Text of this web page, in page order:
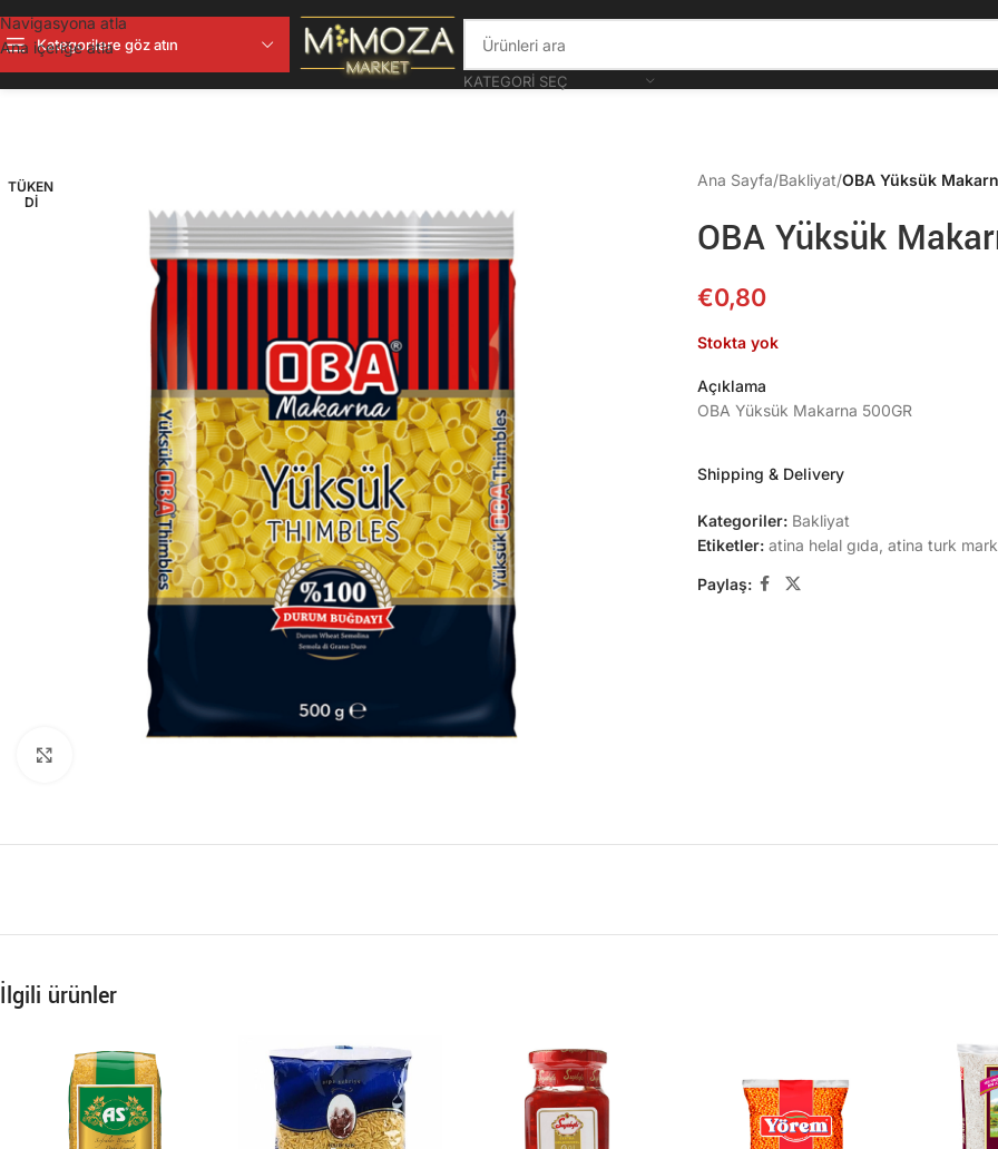
Navigasyona atla
Ana içeriğe atla
Kategorilere göz atın
KATEGORI SEÇ
TÜKEN
DI
Ana Sayfa/Bakliyat/OBA Yüksük
OBA Yüksük
€0,80
Stokta yok
Açıklama
OBA Yüksük Makarna 500GR
Shipping & Delivery
Kategoriler: Bakliyat
Etiketler: atina helal gıda atina turk
Paylaş:
İlgili ürünler